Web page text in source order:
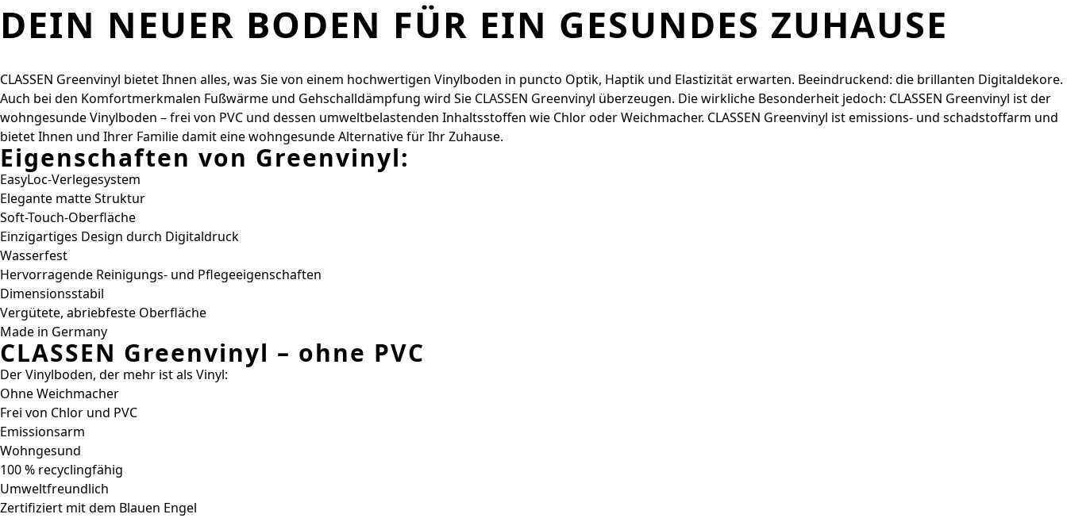
DEIN NEUER BODEN FÜR EIN GESUNDES ZUHAUSE
CLASSEN Greenvinyl bietet Ihnen alles, was Sie von einem hochwertigen Vinylboden in ­puncto Optik, Haptik und Elastizität erwarten. Beeindruckend: die brillanten Digital­dekore.
Auch bei den Komfortmerkmalen Fußwärme und Gehschalldämpfung wird Sie ­CLASSEN Greenvinyl überzeugen. Die wirkliche ­Besonderheit jedoch: CLASSEN Greenvinyl ist der
wohngesunde Vinylboden – frei von PVC und dessen umwelt­belastenden Inhaltsstoffen wie Chlor oder Weichmacher. CLASSEN Greenvinyl ist emissions- und schadstoffarm und
bietet Ihnen und Ihrer Familie damit eine wohngesunde Alternative für Ihr Zuhause.
Eigenschaften von Greenvinyl:
EasyLoc-Verlegesystem
Elegante matte Struktur
Soft-Touch-Oberfläche
Einzigartiges Design durch Digitaldruck
Wasserfest
Hervorragende Reinigungs- und Pflegeeigenschaften
Dimensionsstabil
Vergütete, abriebfeste Oberfläche
Made in Germany
CLASSEN Greenvinyl – ohne PVC
Der Vinylboden, der mehr ist als Vinyl:
Ohne Weichmacher
Frei von Chlor und PVC
Emissionsarm
Wohngesund
100 % recyclingfähig
Umweltfreundlich
Zertifiziert mit dem Blauen Engel